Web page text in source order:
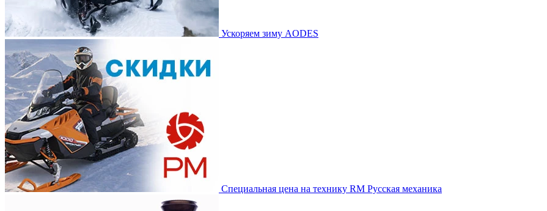
Ускоряем зиму AODES
Специальная цена на технику RM Русская механика